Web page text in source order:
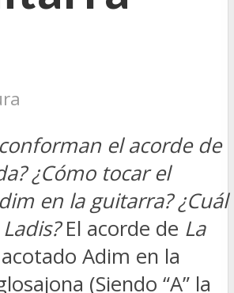
el acorde de
¿Cómo tocar el
en la guitarra? ¿Cuál
El acorde de La
Adim en la
(Siendo “A” la